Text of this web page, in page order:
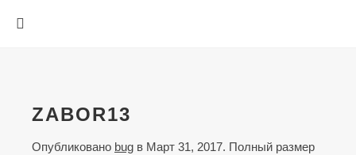
ZABOR13
Опубликовано bug в Март 31, 2017. Полный размер